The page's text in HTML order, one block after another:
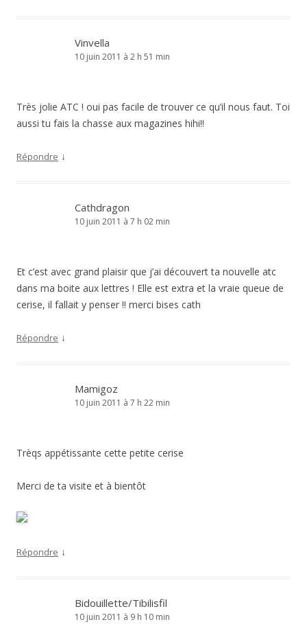
Vinvella
10 juin 2011 à 2 h 51 min
Très jolie ATC ! oui pas facile de trouver ce qu’il nous faut. Toi
aussi tu fais la chasse aux magazines hihi!!
Répondre ↓
Cathdragon
10 juin 2011 à 7 h 02 min
Et c’est avec grand plaisir que j’ai découvert ta nouvelle atc
dans ma boite aux lettres ! Elle est extra et la vraie queue de
cerise, il fallait y penser !! merci bises cath
Répondre ↓
Mamigoz
10 juin 2011 à 7 h 22 min
Trèqs appétissante cette petite cerise
Merci de ta visite et à bientôt
Répondre ↓
Bidouillette/Tibilisfil
10 juin 2011 à 9 h 10 min